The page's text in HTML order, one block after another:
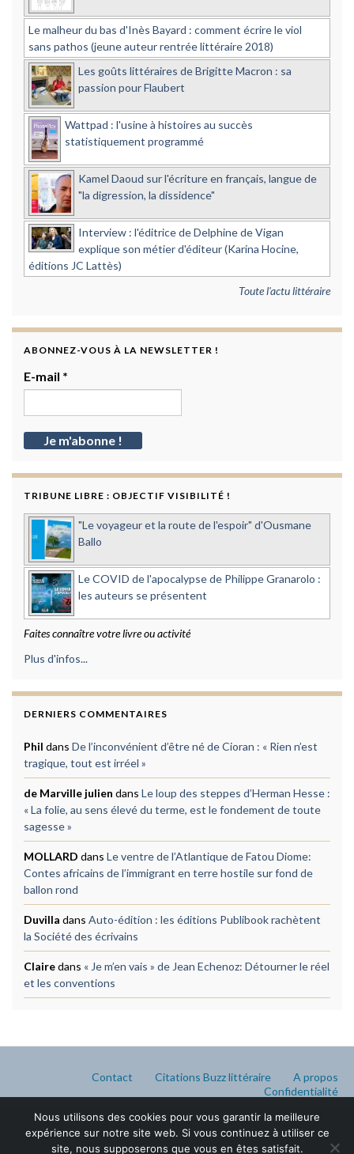
Le malheur du bas d'Inès Bayard : comment écrire le viol
sans pathos (jeune auteur rentrée littéraire 2018)
Les goûts littéraires de Brigitte Macron : sa
passion pour Flaubert
Wattpad : l'usine à histoires au succès
statistiquement programmé
Kamel Daoud sur l'écriture en français, langue de
"la digression, la dissidence"
Interview : l'éditrice de Delphine de Vigan
explique son métier d'éditeur (Karina Hocine,
éditions JC Lattès)
Toute l'actu littéraire
ABONNEZ-VOUS À LA NEWSLETTER !
E-mail *
TRIBUNE LIBRE : OBJECTIF VISIBILITÉ !
"Le voyageur et la route de l'espoir" d'Ousmane
Ballo
Le COVID de l'apocalypse de Philippe Granarolo :
les auteurs se présentent
Faites connaître votre livre ou activité
Plus d'infos...
DERNIERS COMMENTAIRES
Phil dans De l’inconvénient d’être né de Cioran : « Rien n’est
tragique, tout est irréel »
de Marville julien dans Le loup des steppes d’Herman Hesse :
« La folie, au sens élevé du terme, est le fondement de toute
sagesse »
MOLLARD dans Le ventre de l’Atlantique de Fatou Diome:
Contes africains de l’immigrant en terre hostile sur fond de
ballon rond
Duvilla dans Auto-édition : les éditions Publibook rachètent
la Société des écrivains
Clairedans « Je m’en vais » de Jean Echenoz: Détourner le réel
et les conventions
Contact Citations Buzz littéraire
A propos
Confidentialité
Nous utilisons des cookies pour vous garantir la meilleure
expérience sur notre site web. Si vous continuez à utiliser ce
site, nous supposerons que vous en êtes satisfait.